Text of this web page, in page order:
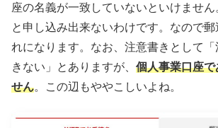
座の名義が一致していないといけませ
と申し込み出来ないわけです。なので
れになります。なお、注意書きとして
きない」とありますが、 個人事業口座
せん。この辺もややこしいよね。